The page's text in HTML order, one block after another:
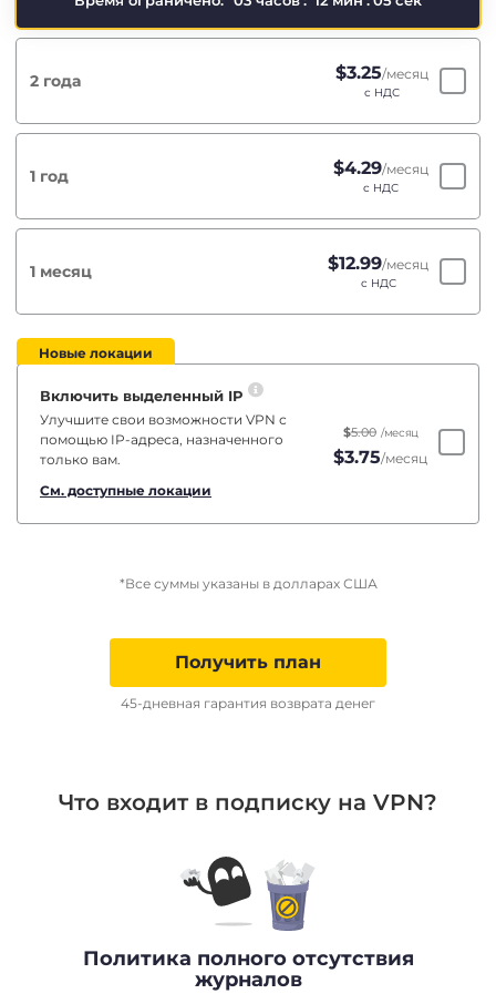
2 года $3.25/месяц
с НДС
1 год $4.29/месяц
с НДС
1 месяц $12.99/месяц
с НДС
Новые локации
Включить выделенный IP
Улучшите свои возможности VPN с
помощью IP-адреса, назначенного
только вам.
См. доступные локации
$5.00 /месяц
$3.75/месяц
*Все суммы указаны в долларах США
Получить план
45-дневная гарантия возврата денег
Что входит в подписку на VPN?
Политика полного отсутствия
журналов